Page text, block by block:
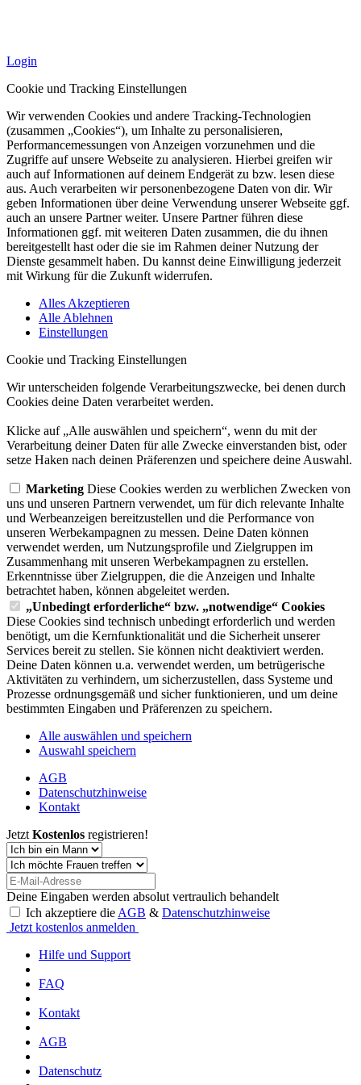
Login
Cookie und Tracking Einstellungen
Wir verwenden Cookies und andere Tracking-Technologien
(zusammen „Cookies“), um Inhalte zu personalisieren,
Performancemessungen von Anzeigen vorzunehmen und die
Zugriffe auf unsere Webseite zu analysieren. Hierbei greifen wir
auch auf Informationen auf deinem Endgerät zu bzw. lesen diese
aus. Auch verarbeiten wir personenbezogene Daten von dir. Wir
geben Informationen über deine Verwendung unserer Webseite ggf.
auch an unsere Partner weiter. Unsere Partner führen diese
Informationen ggf. mit weiteren Daten zusammen, die du ihnen
bereitgestellt hast oder die sie im Rahmen deiner Nutzung der
Dienste gesammelt haben. Du kannst deine Einwilligung jederzeit
mit Wirkung für die Zukunft widerrufen.
Alles Akzeptieren
Alle Ablehnen
Einstellungen
Cookie und Tracking Einstellungen
Wir unterscheiden folgende Verarbeitungszwecke, bei denen durch
Cookies deine Daten verarbeitet werden.
Klicke auf „Alle auswählen und speichern“, wenn du mit der
Verarbeitung deiner Daten für alle Zwecke einverstanden bist, oder
setze Haken nach deinen Präferenzen und speichere deine Auswahl.
Marketing Diese Cookies werden zu werblichen Zwecken von
uns und unseren Partnern verwendet, um für dich relevante Inhalte
und Werbeanzeigen bereitzustellen und die Performance von
unseren Werbekampagnen zu messen. Deine Daten können
verwendet werden, um Nutzungsprofile und Zielgruppen im
Zusammenhang mit unseren Werbekampagnen zu erstellen.
Erkenntnisse über Zielgruppen, die die Anzeigen und Inhalte
betrachtet haben, können abgeleitet werden.
„Unbedingt erforderliche“ bzw. „notwendige“ Cookies
Diese Cookies sind technisch unbedingt erforderlich und werden
benötigt, um die Kernfunktionalität und die Sicherheit unserer
Services bereit zu stellen. Sie können nicht deaktiviert werden.
Deine Daten können u.a. verwendet werden, um betrügerische
Aktivitäten zu verhindern, um sicherzustellen, dass Systeme und
Prozesse ordnungsgemäß und sicher funktionieren, und um deine
bestimmten Eingaben und Präferenzen zu speichern.
Alle auswählen und speichern
Auswahl speichern
AGB
Datenschutzhinweise
Kontakt
Jetzt Kostenlos registrieren!
Deine Eingaben werden absolut vertraulich behandelt
Ich akzeptiere die AGB & Datenschutzhinweise
Jetzt kostenlos anmelden
Hilfe und Support
FAQ
Kontakt
AGB
Datenschutz